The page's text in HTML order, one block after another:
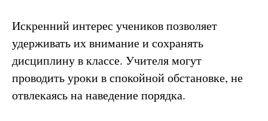
Искренний интерес учеников позволяет
удерживать их внимание и сохранять
дисциплину в классе. Учителя могут
проводить уроки в спокойной обстановке, не
отвлекаясь на наведение порядка.